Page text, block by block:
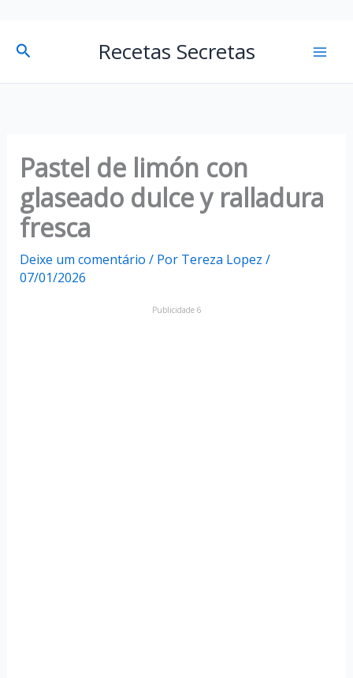
Pesquisar Recetas Secretas
Pastel de limón con
glaseado dulce y ralladura
fresca
Deixe um comentário / Por Tereza Lopez /
07/01/2026
Publicidade 6
e
s
a
r